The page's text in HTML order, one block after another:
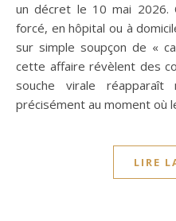
un décret le 10 mai 2026.
forcé, en hôpital ou à
sur simple soupçon de «
cette affaire révèlent des
souche virale réapparaît
précisément au moment où
LIRE